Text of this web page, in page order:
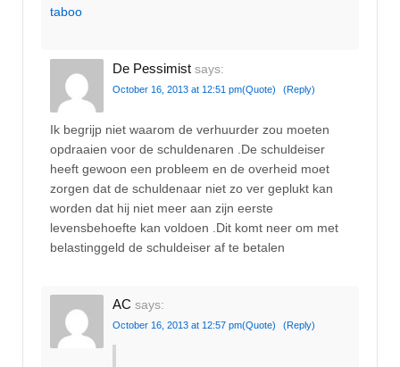
taboo
De Pessimist says:
October 16, 2013 at 12:51 pm(Quote) (Reply)
Ik begrijp niet waarom de verhuurder zou moeten
opdraaien voor de schuldenaren .De schuldeiser
heeft gewoon een probleem en de overheid moet
zorgen dat de schuldenaar niet zo ver geplukt kan
worden dat hij niet meer aan zijn eerste
levensbehoefte kan voldoen .Dit komt neer om met
belastinggeld de schuldeiser af te betalen
AC says:
October 16, 2013 at 12:57 pm(Quote) (Reply)